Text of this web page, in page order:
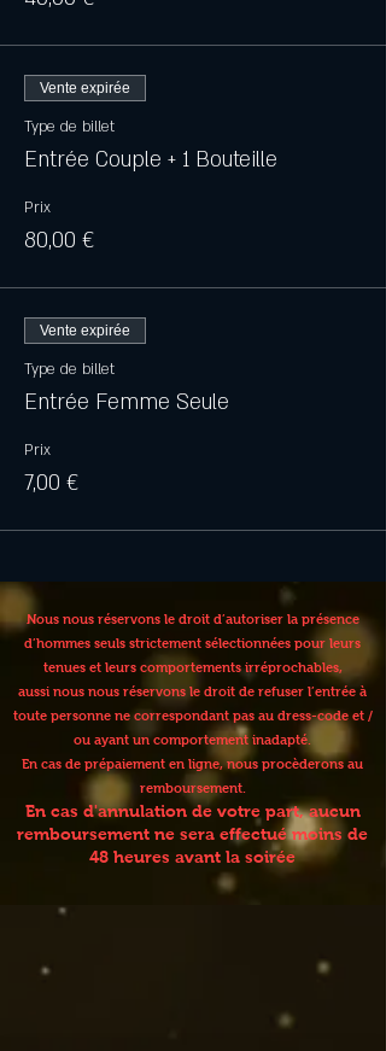
Vente expirée
Type de billet
Entrée Couple + 1 Bouteille
Prix
80,00 €
Vente expirée
Type de billet
Entrée Femme Seule
Prix
7,00 €
Nous nous réservons le droit d’autoriser la présence
d’hommes seuls strictement sélectionnées pour leurs
tenues et leurs comportements irréprochables,
aussi nous nous réservons le droit de refuser l’entrée à
toute personne ne correspondant pas au dress-code et /
ou ayant un comportement inadapté.
En cas de prépaiement en ligne, nous procèderons au
remboursement.
En cas d'annulation de votre part, aucun
remboursement ne sera effectué moins de
48 heures avant la soirée